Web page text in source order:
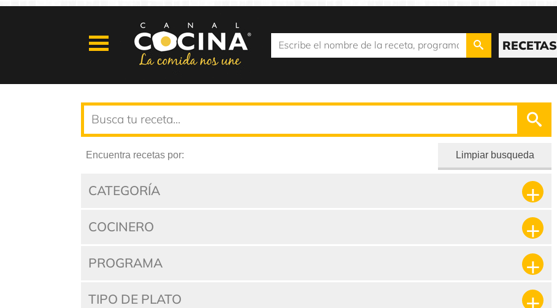
RECETAS
Encuentra recetas por: Limpiar busqueda
CATEGORÍA
COCINERO
PROGRAMA
TIPO DE PLATO